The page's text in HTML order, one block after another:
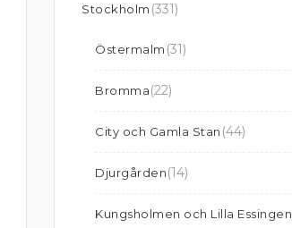
Stockholm (331)
Östermalm (31)
Bromma(22)
City och Gamla Stan (44)
Djurgården(14)
Kungsholmen och Lilla Essingen